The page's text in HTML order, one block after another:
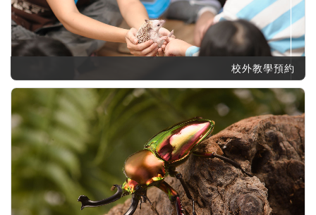
校外教學預約
記住帳號